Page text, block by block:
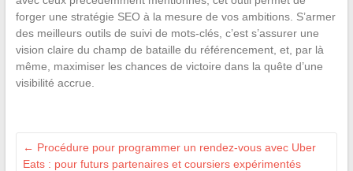
forger une stratégie SEO à la mesure de vos ambitions. S’armer
des meilleurs outils de suivi de mots-clés, c’est s’assurer une
vision claire du champ de bataille du référencement, et, par là
même, maximiser les chances de victoire dans la quête d’une
visibilité accrue.
← Procédure pour programmer un rendez-vous avec Uber
Eats : pour futurs partenaires et coursiers expérimentés